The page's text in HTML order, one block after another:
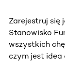
Zarejestruj się
Stanowisko
wszystkich
czym jest idea